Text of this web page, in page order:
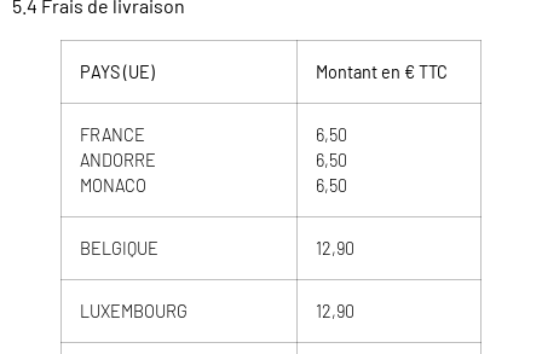
5.4 Frais de livraison
PAYS (UE) Montant en € TTC
FRANCE
ANDORRE
MONACO
6,50
6,50
6,50
BELGIQUE 12,90
LUXEMBOURG 12,90